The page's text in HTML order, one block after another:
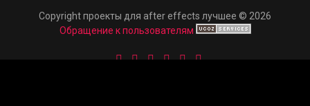
Copyright проекты для after effects лучшее © 2026
Обращение к пользователям